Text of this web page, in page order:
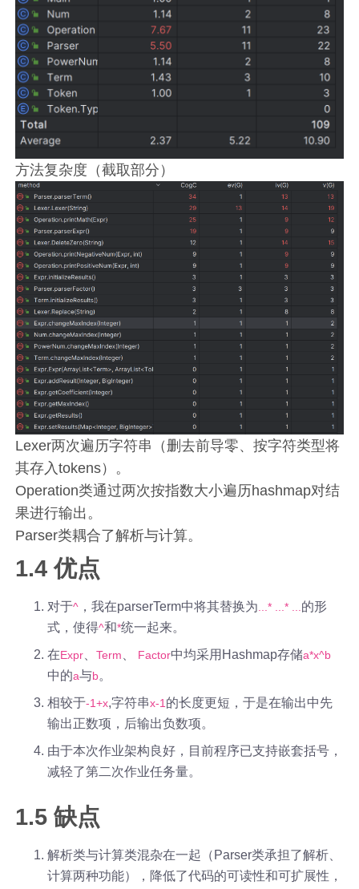
方法复杂度（截取部分）
Lexer两次遍历字符串（删去前导零、按字符类型将
其存入tokens）。
Operation类通过两次按指数大小遍历hashmap对结
果进行输出。
Parser类耦合了解析与计算。
1.4 优点
对于^ ，我在parserTerm中将其替换为 ...* ...* ... 的形
式，使得^和*统一起来。
在Expr 、Term Factor中均采用Hashmap存储a*x^b
中的a与b。
相较于-1+x,字符串x-1 的长度更短，于是在输出中先
输出正数项，后输出负数项。
由于本次作业架构良好，目前程序已支持嵌套括号，
减轻了第二次作业任务量。
1.5 缺点
解析类与计算类混杂在一起（Parser类承担了解析、
计算两种功能），降低了代码的可读性和可扩展性，